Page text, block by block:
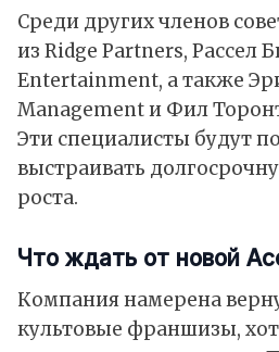
Среди других членов
из Ridge Partners, Рассел
Entertainment, а также
Management и Фил
Эти специалисты будут
выстраивать
роста.
Что ждать от новой
Компания намерена
культовые франшизы,